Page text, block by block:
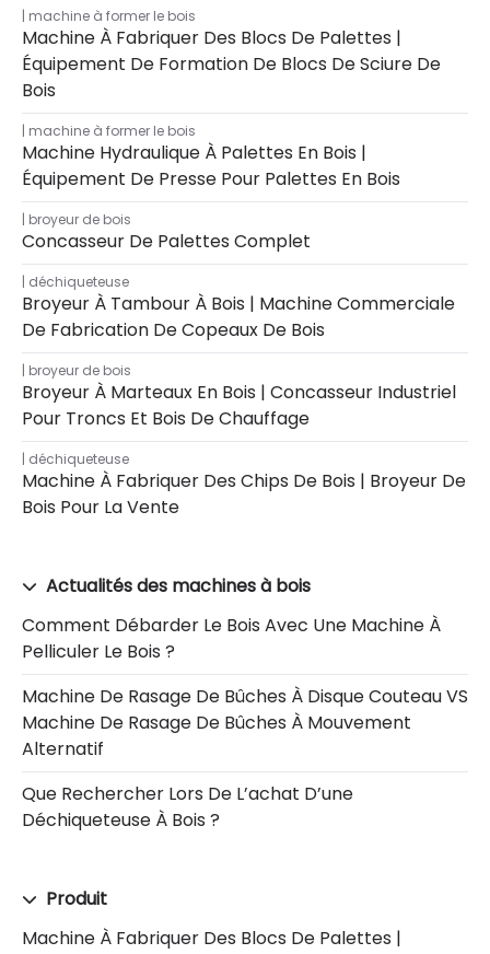
machine à former le bois
Machine À Fabriquer Des Blocs De Palettes |
Équipement De Formation De Blocs De Sciure De
Bois
machine à former le bois
Machine Hydraulique À Palettes En Bois |
Équipement De Presse Pour Palettes En Bois
broyeur de bois
Concasseur De Palettes Complet
déchiqueteuse
Broyeur À Tambour À Bois | Machine Commerciale
De Fabrication De Copeaux De Bois
broyeur de bois
Broyeur À Marteaux En Bois | Concasseur Industriel
Pour Troncs Et Bois De Chauffage
déchiqueteuse
Machine À Fabriquer Des Chips De Bois | Broyeur De
Bois Pour La Vente
Actualités des machines à bois
Comment Débarder Le Bois Avec Une Machine À
Pelliculer Le Bois ?
Machine De Rasage De Bûches À Disque Couteau VS
Machine De Rasage De Bûches À Mouvement
Alternatif
Que Rechercher Lors De L’achat D’une
Déchiqueteuse À Bois ?
Produit
Machine À Fabriquer Des Blocs De Palettes |